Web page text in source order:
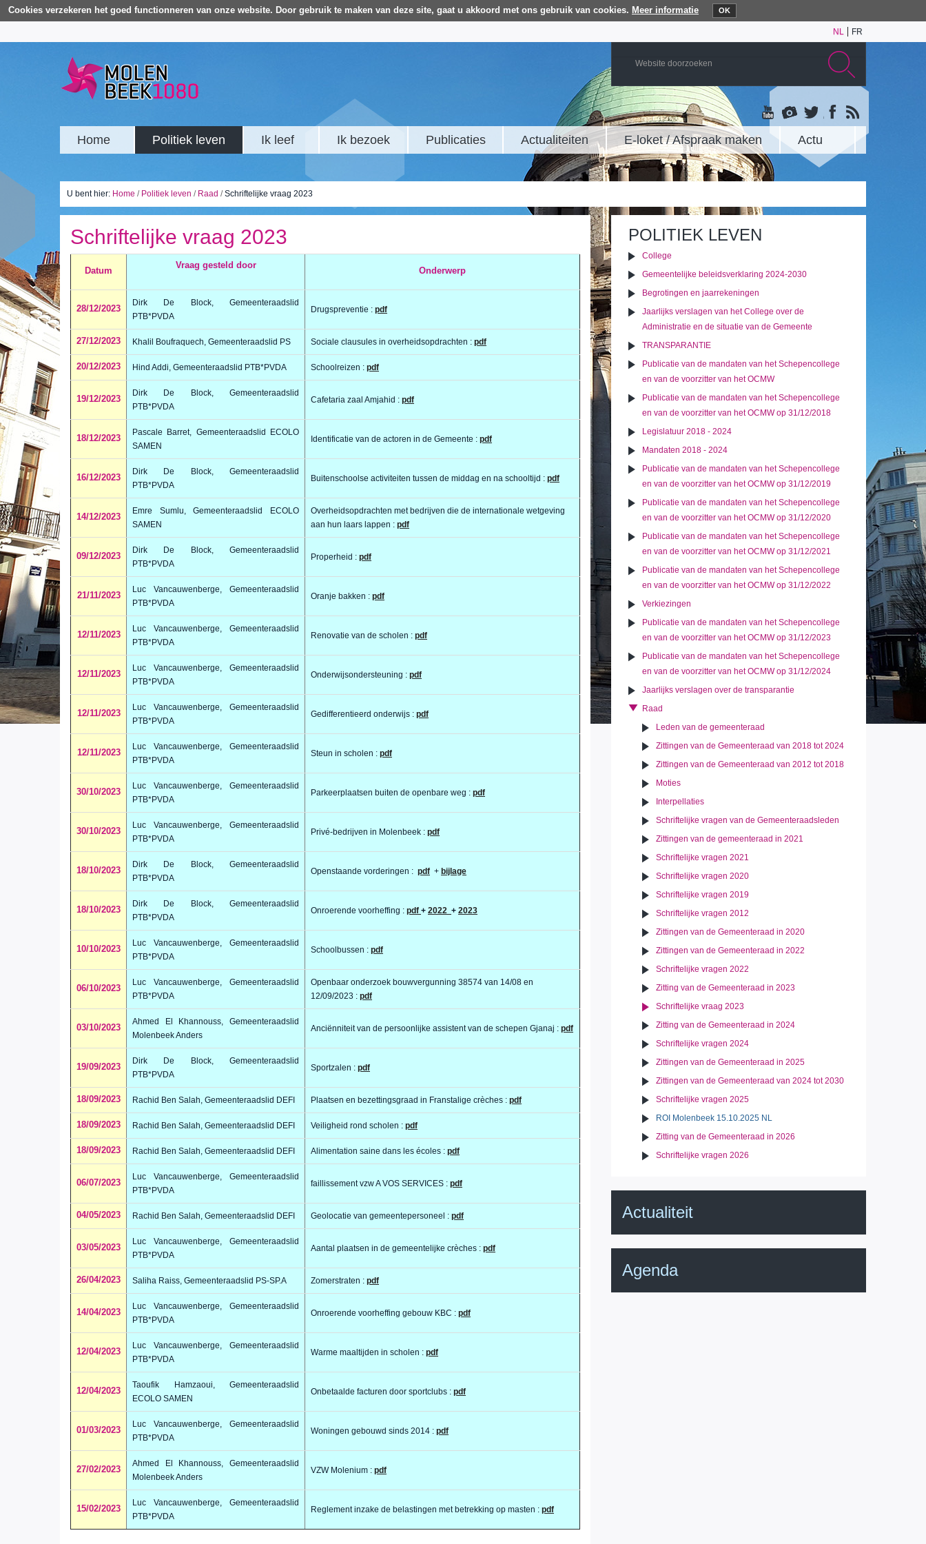
Cookies verzekeren het goed functionneren van onze website. Door gebruik te maken van deze site, gaat u akkoord met ons gebruik van cookies. Meer informatie OK
NL FR
Home Politiek leven Ik leef Ik bezoek Publicaties Actualiteiten E-loket / Afspraak maken Actu
U bent hier: Home / Politiek leven / Raad /Schriftelijke vraag 2023
Schriftelijke vraag 2023
Datum
Vraag gesteld door
Onderwerp
28/12/2023
Dirk De Block, Gemeenteraadslid
PTB*PVDA
Drugspreventie : pdf
27/12/2023 Khalil Boufraquech, Gemeenteraadslid PS Sociale clausules in overheidsopdrachten : pdf
20/12/2023 Hind Addi, Gemeenteraadslid PTB*PVDA Schoolreizen : pdf
19/12/2023
Dirk De Block, Gemeenteraadslid
PTB*PVDA
Cafetaria zaal Amjahid : pdf
18/12/2023
Pascale Barret, Gemeenteraadslid ECOLO
SAMEN
Identificatie van de actoren in de Gemeente : pdf
16/12/2023
Dirk De Block, Gemeenteraadslid
PTB*PVDA
Buitenschoolse activiteiten tussen de middag en na schooltijd : pdf
14/12/2023
Emre Sumlu, Gemeenteraadslid ECOLO
SAMEN
Overheidsopdrachten met bedrijven die de internationale wetgeving
aan hun laars lappen : pdf
09/12/2023
Dirk De Block, Gemeenteraadslid
PTB*PVDA
Properheid : pdf
21/11/2023
Luc Vancauwenberge, Gemeenteraadslid
PTB*PVDA
Oranje bakken : pdf
12/11/2023
Luc Vancauwenberge, Gemeenteraadslid
PTB*PVDA
Renovatie van de scholen : pdf
12/11/2023
Luc Vancauwenberge, Gemeenteraadslid
PTB*PVDA
Onderwijsondersteuning : pdf
12/11/2023
Luc Vancauwenberge, Gemeenteraadslid
PTB*PVDA
Gedifferentieerd onderwijs : pdf
12/11/2023
Luc Vancauwenberge, Gemeenteraadslid
PTB*PVDA
Steun in scholen : pdf
30/10/2023
Luc Vancauwenberge, Gemeenteraadslid
PTB*PVDA
Parkeerplaatsen buiten de openbare weg : pdf
30/10/2023
Luc Vancauwenberge, Gemeenteraadslid
PTB*PVDA
Privé-bedrijven in Molenbeek : pdf
18/10/2023
Dirk De Block, Gemeenteraadslid
PTB*PVDA
Openstaande vorderingen : pdf + bijlage
18/10/2023
Dirk De Block, Gemeenteraadslid
PTB*PVDA
Onroerende voorheffing : pdf + 2022 + 2023
10/10/2023
Luc Vancauwenberge, Gemeenteraadslid
PTB*PVDA
Schoolbussen : pdf
06/10/2023
Luc Vancauwenberge, Gemeenteraadslid
PTB*PVDA
Openbaar onderzoek bouwvergunning 38574 van 14/08 en
12/09/2023 : pdf
03/10/2023
Ahmed El Khannouss, Gemeenteraadslid
Molenbeek Anders
Anciënniteit van de persoonlijke assistent van de schepen Gjanaj : pdf
19/09/2023
Dirk De Block, Gemeenteraadslid
PTB*PVDA
Sportzalen : pdf
18/09/2023 Rachid Ben Salah, Gemeenteraadslid DEFI Plaatsen en bezettingsgraad in Franstalige crèches : pdf
18/09/2023 Rachid Ben Salah, Gemeenteraadslid DEFI Veiligheid rond scholen : pdf
18/09/2023 Rachid Ben Salah, Gemeenteraadslid DEFI Alimentation saine dans les écoles : pdf
06/07/2023
Luc Vancauwenberge, Gemeenteraadslid
PTB*PVDA
faillissement vzw A VOS SERVICES : pdf
04/05/2023 Rachid Ben Salah, Gemeenteraadslid DEFI Geolocatie van gemeentepersoneel : pdf
03/05/2023
Luc Vancauwenberge, Gemeenteraadslid
PTB*PVDA
Aantal plaatsen in de gemeentelijke crèches : pdf
26/04/2023 Saliha Raiss, Gemeenteraadslid PS-SP.A Zomerstraten : pdf
14/04/2023
Luc Vancauwenberge, Gemeenteraadslid
PTB*PVDA
Onroerende voorheffing gebouw KBC : pdf
12/04/2023
Luc Vancauwenberge, Gemeenteraadslid
PTB*PVDA
Warme maaltijden in scholen : pdf
12/04/2023
Taoufik Hamzaoui, Gemeenteraadslid
ECOLO SAMEN
Onbetaalde facturen door sportclubs : pdf
01/03/2023
Luc Vancauwenberge, Gemeenteraadslid
PTB*PVDA
Woningen gebouwd sinds 2014 : pdf
27/02/2023
Ahmed El Khannouss, Gemeenteraadslid
Molenbeek Anders
VZW Molenium : pdf
15/02/2023
Luc Vancauwenberge, Gemeenteraadslid
PTB*PVDA
Reglement inzake de belastingen met betrekking op masten : pdf
POLITIEK LEVEN
College
Gemeentelijke beleidsverklaring 2024-2030
Begrotingen en jaarrekeningen
Jaarlijks verslagen van het College over de
Administratie en de situatie van de Gemeente
TRANSPARANTIE
Publicatie van de mandaten van het Schepencollege
en van de voorzitter van het OCMW
Publicatie van de mandaten van het Schepencollege
en van de voorzitter van het OCMW op 31/12/2018
Legislatuur 2018 - 2024
Mandaten 2018 - 2024
Publicatie van de mandaten van het Schepencollege
en van de voorzitter van het OCMW op 31/12/2019
Publicatie van de mandaten van het Schepencollege
en van de voorzitter van het OCMW op 31/12/2020
Publicatie van de mandaten van het Schepencollege
en van de voorzitter van het OCMW op 31/12/2021
Publicatie van de mandaten van het Schepencollege
en van de voorzitter van het OCMW op 31/12/2022
Verkiezingen
Publicatie van de mandaten van het Schepencollege
en van de voorzitter van het OCMW op 31/12/2023
Publicatie van de mandaten van het Schepencollege
en van de voorzitter van het OCMW op 31/12/2024
Jaarlijks verslagen over de transparantie
Raad
Leden van de gemeenteraad
Zittingen van de Gemeenteraad van 2018 tot 2024
Zittingen van de Gemeenteraad van 2012 tot 2018
Moties
Interpellaties
Schriftelijke vragen van de Gemeenteraadsleden
Zittingen van de gemeenteraad in 2021
Schriftelijke vragen 2021
Schriftelijke vragen 2020
Schriftelijke vragen 2019
Schriftelijke vragen 2012
Zittingen van de Gemeenteraad in 2020
Zittingen van de Gemeenteraad in 2022
Schriftelijke vragen 2022
Zitting van de Gemeenteraad in 2023
Schriftelijke vraag 2023
Zitting van de Gemeenteraad in 2024
Schriftelijke vragen 2024
Zittingen van de Gemeenteraad in 2025
Zittingen van de Gemeenteraad van 2024 tot 2030
Schriftelijke vragen 2025
ROI Molenbeek 15.10.2025 NL
Zitting van de Gemeenteraad in 2026
Schriftelijke vragen 2026
Actualiteit
Agenda